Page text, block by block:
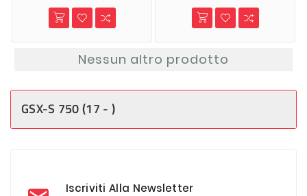
Nessun altro prodotto
GSX-S 750 (17 - )
Iscriviti Alla Newsletter